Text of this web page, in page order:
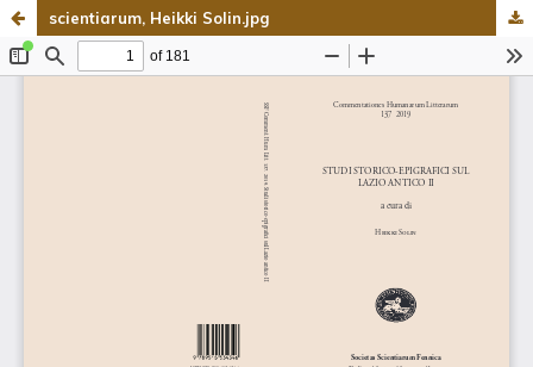
scientiarum, Heikki Solin.jpg